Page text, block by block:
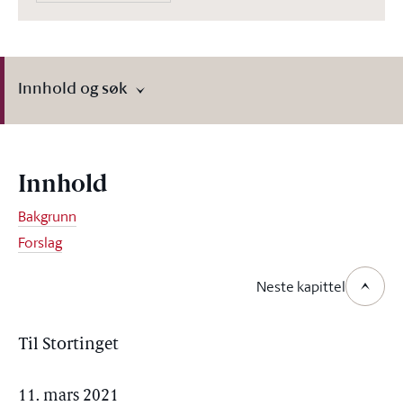
Innhold og søk
Innhold
Bakgrunn
Forslag
Neste kapittel
Til Stortinget
11. mars 2021